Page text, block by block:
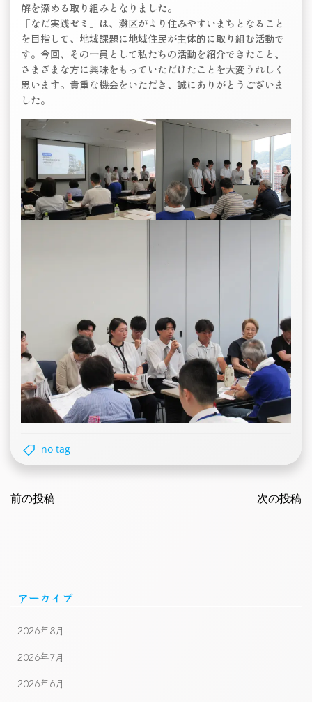
解を深める取り組みとなりました。
「なだ実践ゼミ」は、灘区がより住みやすいまちとなること
を目指して、地域課題に地域住民が主体的に取り組む活動で
す。今回、その一員として私たちの活動を紹介できたこと、
さまざまな方に興味をもっていただけたことを大変うれしく
思います。貴重な機会をいただき、誠にありがとうございま
した。
no tag
navigation
前の投稿 次の投稿
アーカイブ
2026年8月
2026年7月
2026年6月